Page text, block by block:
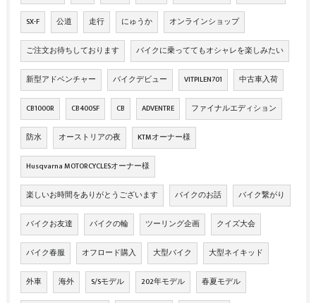
SX-F 公道 走行 にゅうか オンラインショップ
ご注文お待ちしております バイクに乗っててもオシャレを楽しみたい
新型アドベンチャー バイクデビュー VITPILEN701 中古車入荷
CB1000R CB400SF CB ADVENTRE ファイナルエディション
防水 オーストリアの夜 KTMオーナー様
Husqvarna MOTORCYCLESオーナー様
楽しいお時間をありがとうございます バイクのお話 バイク繋がり
バイクお友達 バイクの輪 ツーリング企画 クイズ大会
バイク春服 オフロード購入 大型バイク 大型ネイキッド
外車 海外 S/Sモデル 202年モデル 春夏モデル